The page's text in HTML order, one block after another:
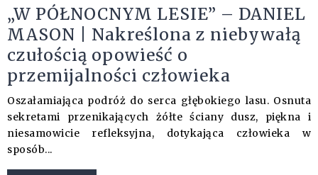
„W PÓŁNOCNYM LESIE” – DANIEL
MASON | Nakreślona z niebywałą
czułością opowieść o
przemijalności człowieka
Oszałamiająca podróż do serca głębokiego lasu. Osnuta
sekretami przenikających żółte ściany dusz, piękna i
niesamowicie refleksyjna, dotykająca człowieka w
sposób...